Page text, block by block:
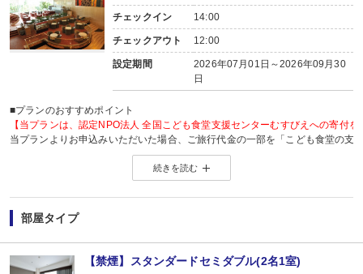
チェックイン 14:00
チェックアウト 12:00
設定期間
2026年07月01日～2026年09月30
日
■プランのおすすめポイント
【当プランは、認定NPO法人 全国こども食堂支援センターむすびえへの寄付
当プランよりお申込みいただいた場合、ご旅行代金の一部を「こども食堂の支
支援団体「 認定NPO法人 全国こども食堂支援センターむすびえ 」へ寄付いた
旅の思い出を作るとともに、あなたのご旅行で多くの子どもが笑顔で過ごせる
詳しくは、こちら →夏のチャリティプランページ
続きを読む
部屋タイプ
【禁煙】スタンダードセミダブル(2名1室)